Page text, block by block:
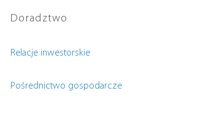
Doradztwo
Relacje inwestorskie
Pośrednictwo gospodarcze